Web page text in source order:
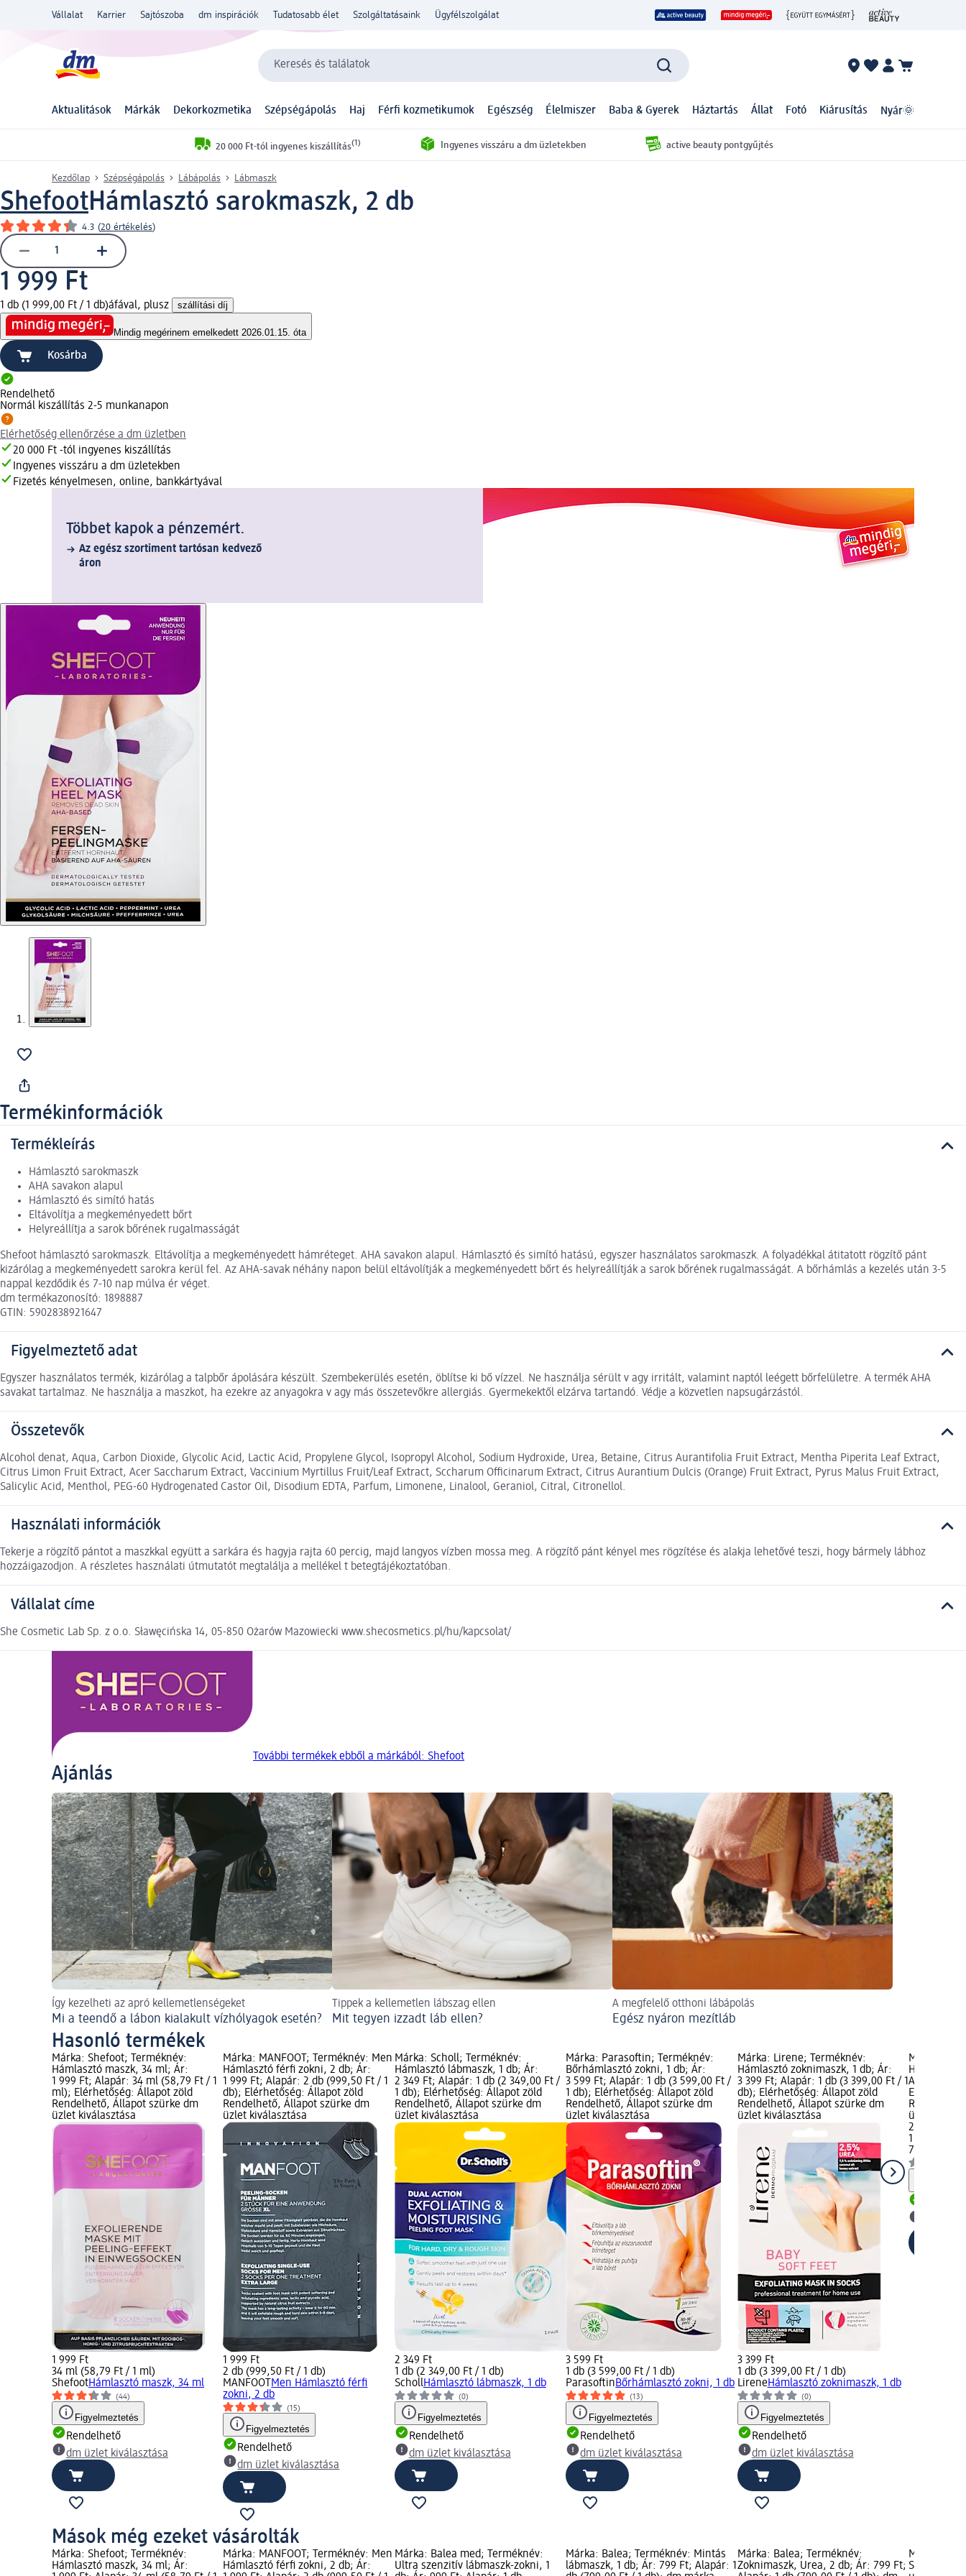
Vállalat Karrier Sajtószoba dm inspirációk Tudatosabb élet Szolgáltatásaink Ügyfélszolgálat
Keresés és találatok
Aktualitások Márkák Dekorkozmetika Szépségápolás Haj Férfi kozmetikumok Egészség Élelmiszer Baba & Gyerek Háztartás Állat Fotó Kiárusítás Nyár🌞
20 000 Ft-tól ingyenes kiszállítás(1) Ingyenes visszáru a dm üzletekben active beauty pontgyűjtés
Kezdőlap Szépségápolás Lábápolás Lábmaszk
ShefootHámlasztó sarokmaszk, 2 db
4.3 (20 értékelés)
1 999 Ft
1 db (1 999,00 Ft / 1 db)áfával, plusz szállítási díj
Mindig megérinem emelkedett 2026.01.15. óta
Kosárba
Rendelhető
Normál kiszállítás 2-5 munkanapon
Elérhetőség ellenőrzése a dm üzletben
20 000 Ft -tól ingyenes kiszállítás
Ingyenes visszáru a dm üzletekben
Fizetés kényelmesen, online, bankkártyával
Többet kapok a pénzemért.
Az egész szortiment tartósan kedvező
áron
Termékinformációk
Termékleírás
Hámlasztó sarokmaszk
AHA savakon alapul
Hámlasztó és simító hatás
Eltávolítja a megkeményedett bőrt
Helyreállítja a sarok bőrének rugalmasságát
Shefoot hámlasztó sarokmaszk. Eltávolítja a megkeményedett hámréteget. AHA savakon alapul. Hámlasztó és simító hatású, egyszer használatos sarokmaszk. A folyadékkal átitatott rögzítő pánt
kizárólag a megkeményedett sarokra kerül fel. Az AHA-savak néhány napon belül eltávolítják a megkeményedett bőrt és helyreállítják a sarok bőrének rugalmasságát. A bőrhámlás a kezelés után 3-5
nappal kezdődik és 7-10 nap múlva ér véget.
dm termékazonosító: 1898887
GTIN: 5902838921647
Figyelmeztető adat
Egyszer használatos termék, kizárólag a talpbőr ápolására készült. Szembekerülés esetén, öblítse ki bő vízzel. Ne használja sérült v agy irritált, valamint naptól leégett bőrfelületre. A termék AHA
savakat tartalmaz. Ne használja a maszkot, ha ezekre az anyagokra v agy más összetevőkre allergiás. Gyermekektől elzárva tartandó. Védje a közvetlen napsugárzástól.
Összetevők
Alcohol denat, Aqua, Carbon Dioxide, Glycolic Acid, Lactic Acid, Propylene Glycol, Isopropyl Alcohol, Sodium Hydroxide, Urea, Betaine, Citrus Aurantifolia Fruit Extract, Mentha Piperita Leaf Extract,
Citrus Limon Fruit Extract, Acer Saccharum Extract, Vaccinium Myrtillus Fruit/Leaf Extract, Sccharum Officinarum Extract, Citrus Aurantium Dulcis (Orange) Fruit Extract, Pyrus Malus Fruit Extract,
Salicylic Acid, Menthol, PEG-60 Hydrogenated Castor Oil, Disodium EDTA, Parfum, Limonene, Linalool, Geraniol, Citral, Citronellol.
Használati információk
Tekerje a rögzítő pántot a maszkkal együtt a sarkára és hagyja rajta 60 percig, majd langyos vízben mossa meg. A rögzítő pánt kényel mes rögzítése és alakja lehetővé teszi, hogy bármely lábhoz
hozzáigazodjon. A részletes használati útmutatót megtalálja a mellékel t betegtájékoztatóban.
Vállalat címe
She Cosmetic Lab Sp. z o.o. Sławęcińska 14, 05-850 Ożarów Mazowiecki www.shecosmetics.pl/hu/kapcsolat/
További termékek ebből a márkából: Shefoot
Ajánlás
Így kezelheti az apró kellemetlenségeket
Mi a teendő a lábon kialakult vízhólyagok esetén?
Tippek a kellemetlen lábszag ellen
Mit tegyen izzadt láb ellen?
A megfelelő otthoni lábápolás
Egész nyáron mezítláb
Hasonló termékek
Márka: Shefoot; Terméknév:
Hámlasztó maszk, 34 ml; Ár:
1 999 Ft; Alapár: 34 ml (58,79 Ft / 1
ml); Elérhetőség: Állapot zöld
Rendelhető, Állapot szürke dm
üzlet kiválasztása
1 999 Ft
34 ml (58,79 Ft / 1 ml)
ShefootHámlasztó maszk, 34 ml
(44)
Figyelmeztetés
Rendelhető
dm üzlet kiválasztása
Márka: MANFOOT; Terméknév: Men
Hámlasztó férfi zokni, 2 db; Ár:
1 999 Ft; Alapár: 2 db (999,50 Ft / 1
db); Elérhetőség: Állapot zöld
Rendelhető, Állapot szürke dm
üzlet kiválasztása
1 999 Ft
2 db (999,50 Ft / 1 db)
MANFOOT Men Hámlasztó férfi
zokni, 2 db
(15)
Figyelmeztetés
Rendelhető
dm üzlet kiválasztása
Márka: Scholl; Terméknév:
Hámlasztó lábmaszk, 1 db; Ár:
2 349 Ft; Alapár: 1 db (2 349,00 Ft /
1 db); Elérhetőség: Állapot zöld
Rendelhető, Állapot szürke dm
üzlet kiválasztása
2 349 Ft
1 db (2 349,00 Ft / 1 db)
SchollHámlasztó lábmaszk, 1 db
(0)
Figyelmeztetés
Rendelhető
dm üzlet kiválasztása
Márka: Parasoftin; Terméknév:
Bőrhámlasztó zokni, 1 db; Ár:
3 599 Ft; Alapár: 1 db (3 599,00 Ft /
1 db); Elérhetőség: Állapot zöld
Rendelhető, Állapot szürke dm
üzlet kiválasztása
3 599 Ft
1 db (3 599,00 Ft / 1 db)
ParasoftinBőrhámlasztó zokni, 1 db
(13)
Figyelmeztetés
Rendelhető
dm üzlet kiválasztása
Márka: Lirene; Terméknév:
Hámlasztó zoknimaszk, 1 db; Ár:
3 399 Ft; Alapár: 1 db (3 399,00 Ft / 1
db); Elérhetőség: Állapot zöld
Rendelhető, Állapot szürke dm
üzlet kiválasztása
3 399 Ft
1 db (3 399,00 Ft / 1 db)
LireneHámlasztó zoknimaszk, 1 db
(0)
Figyelmeztetés
Rendelhető
dm üzlet kiválasztása
Márka: 7th
Hámlasztó
Alapár: 1
üzlet
2 599 Ft
1 db (2
7th Heaven
Mások még ezeket vásárolták
Márka: Shefoot; Terméknév:
Hámlasztó maszk, 34 ml; Ár:
Márka: MANFOOT; Terméknév: Men
Hámlasztó férfi zokni, 2 db; Ár:
Márka: Balea med; Terméknév:
Ultra szenzitív lábmaszk-zokni, 1
Márka: Balea; Terméknév: Mintás
lábmaszk, 1 db; Ár: 799 Ft; Alapár: 1
Márka: Balea; Terméknév:
Zoknimaszk, Urea, 2 db; Ár: 799 Ft;
Márka: